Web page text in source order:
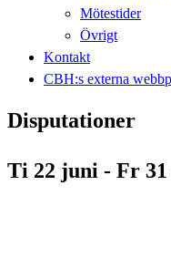
Mötestider
Övrigt
Kontakt
CBH:s externa
Disputationer
Ti 22 juni - Fr 31